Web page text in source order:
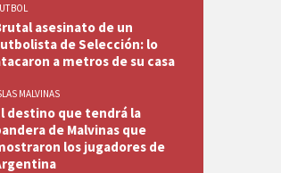
asesinato de un
de Selección: lo
a metros de su casa
MALVINAS
destino que tendrá la
de Malvinas que
los jugadores de